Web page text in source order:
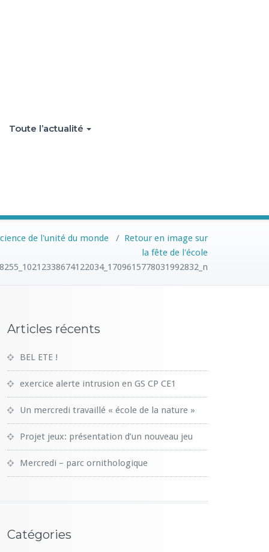
Toute l’actualité
de l'unité du monde / Retour en image sur
la fête de l'école
Articles récents
BEL ETE !
exercice alerte intrusion en GS CP CE1
Un mercredi travaillé « école de la nature »
Projet jeux: présentation d’un nouveau jeu
Mercredi – parc ornithologique
Catégories